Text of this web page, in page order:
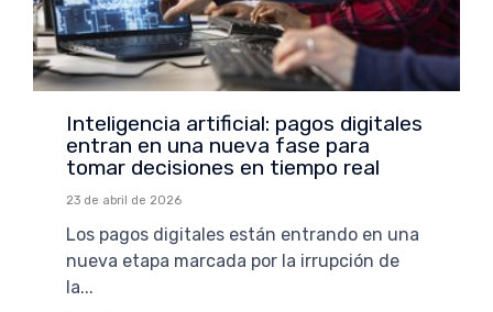
Inteligencia artificial: pagos digitales
entran en una nueva fase para
tomar decisiones en tiempo real
23 de abril de 2026
Los pagos digitales están entrando en una
nueva etapa marcada por la irrupción de
la...